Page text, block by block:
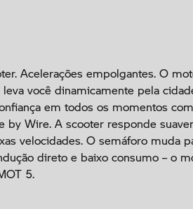
Acelerações empolgantes. O
você dinamicamente pela
em todos os momentos
by Wire. A scooter responde
velocidades. O semáforo muda
direto e baixo consumo – o
5.